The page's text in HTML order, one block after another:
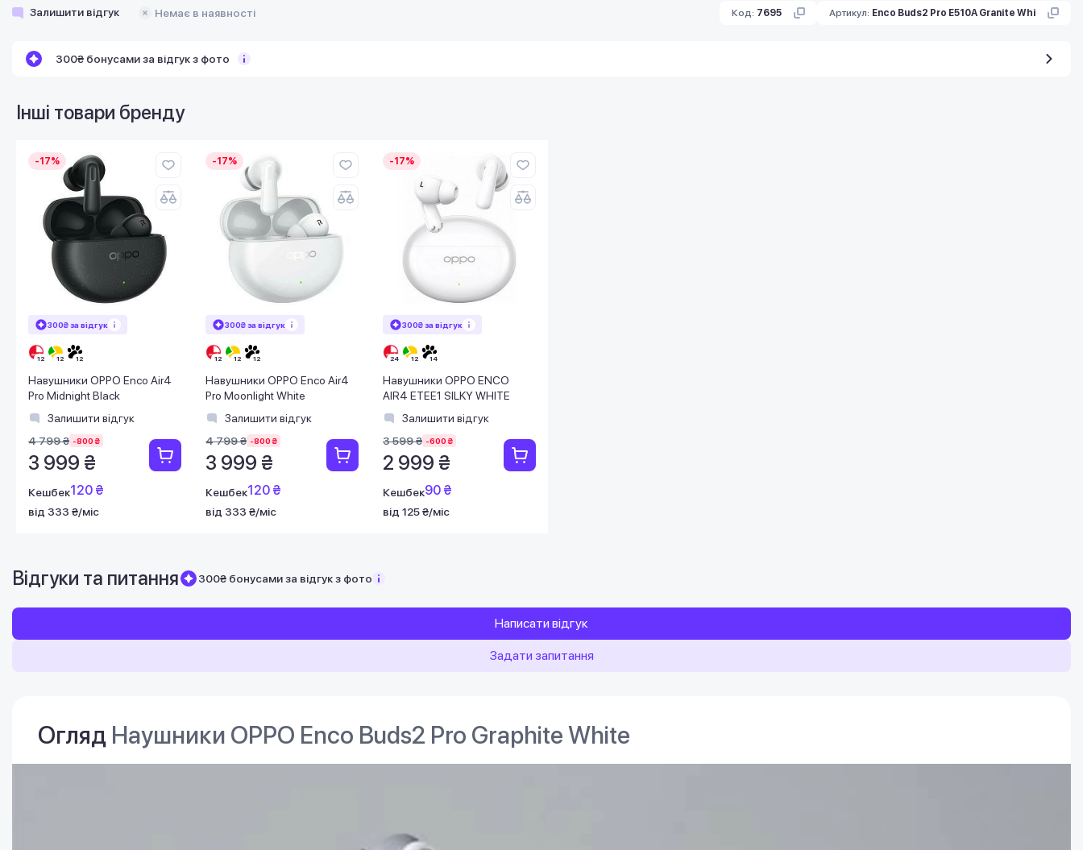
Залишити відгук Немає в наявності Код: 7695 Артикул: Enco Buds2 Pro E510A Granite Whi
300₴ бонусами за відгук з фото
Інші товари бренду
-17%
300₴ за відгук
Навушники OPPO Enco Air4
Pro Midnight Black
Залишити відгук
4 799 ₴ -800 ₴
3 999 ₴
Кешбек120 ₴
від 333 ₴/міс
-17%
300₴ за відгук
Навушники OPPO Enco Air4
Pro Moonlight White
Залишити відгук
4 799 ₴ -800 ₴
3 999 ₴
Кешбек120 ₴
від 333 ₴/міс
-17%
300₴ за відгук
Навушники OPPO ENCO
AIR4 ETEE1 SILKY WHITE
Залишити відгук
3 599 ₴ -600 ₴
2 999 ₴
Кешбек90 ₴
від 125 ₴/міс
Відгуки та питання 300₴ бонусами за відгук з фото
Написати відгук
Задати запитання
Огляд Наушники OPPO Enco Buds2 Pro Graphite White